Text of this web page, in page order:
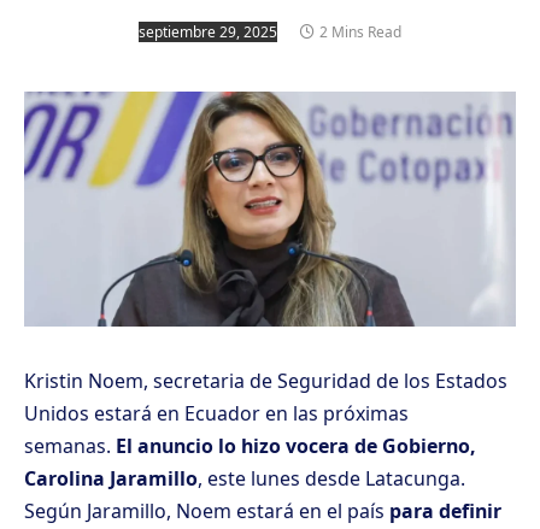
septiembre 29, 2025 2 Mins Read
Kristin Noem, secretaria de Seguridad de los Estados
Unidos estará en Ecuador en las próximas
semanas. El anuncio lo hizo vocera de Gobierno,
Carolina Jaramillo, este lunes desde Latacunga.
Según Jaramillo, Noem estará en el país para definir